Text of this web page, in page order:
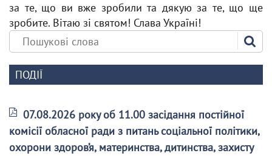
за те, що ви вже зробили та дякую за те, що ще
зробите. Вітаю зі святом! Слава Україні!
ПОДІЇ
07.08.2026 року об 11.00 засідання постійної
комісії обласної ради з питань соціальної політики,
охорони здоров’я, материнства, дитинства, захисту